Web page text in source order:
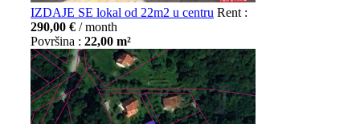
IZDAJE SE lokal od 22m2 u centru Rent :
290,00 € / month
Površina : 22,00 m²